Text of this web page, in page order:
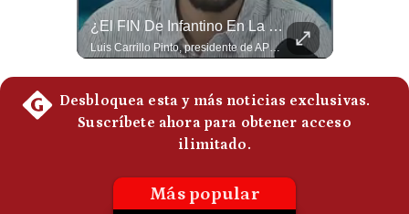
Frecuentes
¿El FIN De Infantino En La FIFA? El Grave Pronóstico Sobre Su Renuncia | #EnClaveEconómica
Luis Carrillo Pinto, presidente de APEMD pronostica meses muy difíciles para Infantino y sostiene que una mayor presión de la UEFA, junto con nuevas investigaciones periodísticas, podría llevarlo a dimitir. También menciona renuncias internas y acusaciones de que el proyecto fue impulsado por una sola persona. #GianniInfantino #FIFA #UEFA #LuisCarrilloPinto #APEMD #Futbol #NoticiasDeportivas #Mundial #Shorts 👉 Suscríbete y activa la campana para no perderte nuestro análisis diario. 🌎 Síguenos en nuestras redes sociales: 📌 Web oficial: https://gestion.pe/mundo/ 📌 LinkedIn: http://bit.ly/3HYIET0 📌 X (Twitter): http://bit.ly/4noZtX9 📌 TikTok: http://bit.ly/4evB6TO